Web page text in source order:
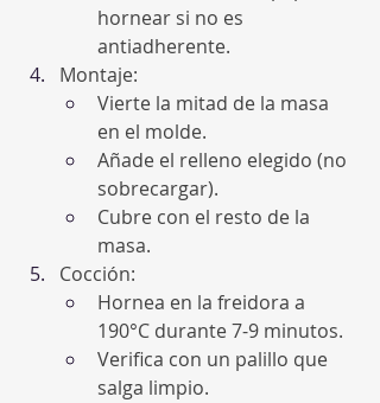
hornear si no es
antiadherente.
Montaje:
Vierte la mitad de la masa
en el molde.
Añade el relleno elegido (no
sobrecargar).
Cubre con el resto de la
masa.
Cocción:
Hornea en la freidora a
190°C durante 7-9 minutos.
Verifica con un palillo que
salga limpio.